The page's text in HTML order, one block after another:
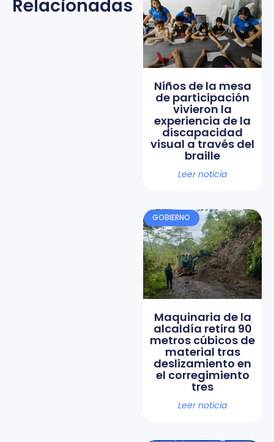
Relacionadas
Niños de la mesa
de participación
vivieron la
experiencia de la
discapacidad
visual a través del
braille
Leer noticia
GOBIERNO
Maquinaria de la
alcaldía retira 90
metros cúbicos de
material tras
deslizamiento en
el corregimiento
tres
Leer noticia